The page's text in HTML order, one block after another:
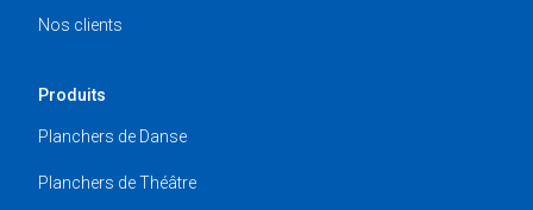
Nos clients
Produits
Planchers de Danse
Planchers de Théâtre